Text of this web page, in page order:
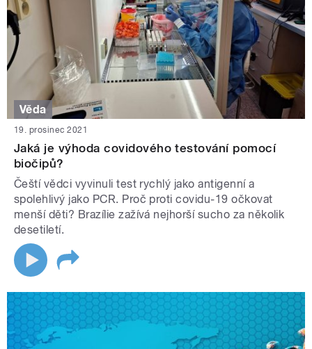
Věda
19. prosinec 2021
Jaká je výhoda covidového testování pomocí
biočipů?
Čeští vědci vyvinuli test rychlý jako antigenní a
spolehlivý jako PCR. Proč proti covidu-19 očkovat
menší děti? Brazílie zažívá nejhorší sucho za několik
desetiletí.